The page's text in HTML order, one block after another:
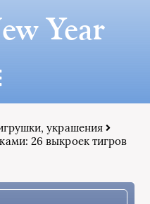
Year
украшения
26 выкроек тигров